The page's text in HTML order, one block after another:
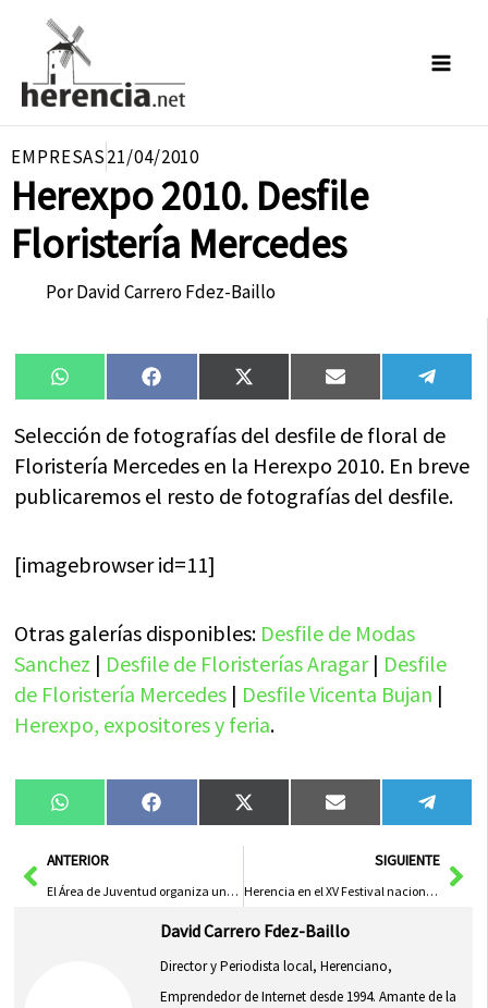
contenido
EMPRESAS21/04/2010
Herexpo 2010. Desfile
Floristería Mercedes
PorDavid Carrero Fdez-Baillo
Compartir
en
WhatsAppCompartir
en
FacebookCompartir
en
X
(Twitter)
Compartir
en
Email
en
Selección de fotografías del desfile de floral de
Floristería Mercedes en la Herexpo 2010. En breve
publicaremos el resto de fotografías del desfile.
[imagebrowser id=11]
Otras galerías disponibles: Desfile de Modas
Sanchez | Desfile de Floristerías Aragar| Desfile
de Floristería Mercedes | Desfile Vicenta Bujan |
Herexpo, expositores y feria.
Compartir
en
WhatsAppCompartir
en
FacebookCompartir
en
X
(Twitter)
Compartir
en
Email
en
AntANTERIOR
El Área de Juventud organiza una salida multiaventura
SIGUIENTE
Herencia en el XV Festival nacional de Folclore de Mula
David Carrero Fdez-Baillo
Director y Periodista local, Herenciano,
Emprendedor de Internet desde 1994. Amante de la